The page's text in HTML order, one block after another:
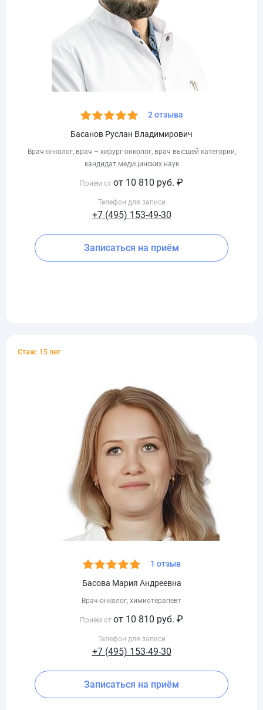
2 отзыва
Басанов Руслан Владимирович
Врач-онколог, врач – хирург-онколог, врач высшей категории,
кандидат медицинских наук
Приём от от 10 810 руб. ₽
Телефон для записи
+7 (495) 153-49-30
Записаться на приём
Стаж: 15 лет
1 отзыв
Басова Мария Андреевна
Врач-онколог, химиотерапевт
Приём от от 10 810 руб. ₽
Телефон для записи
+7 (495) 153-49-30
Записаться на приём